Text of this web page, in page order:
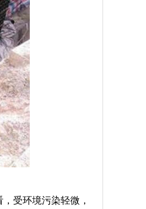
受环境污染轻微，